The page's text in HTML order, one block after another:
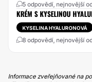
5 odpovědí, nejnovější
KRÉM S KYSELINOU
KYSELINA HYALURONOVÁ
8 odpovědí, nejnovější
Informace zveřejňované na